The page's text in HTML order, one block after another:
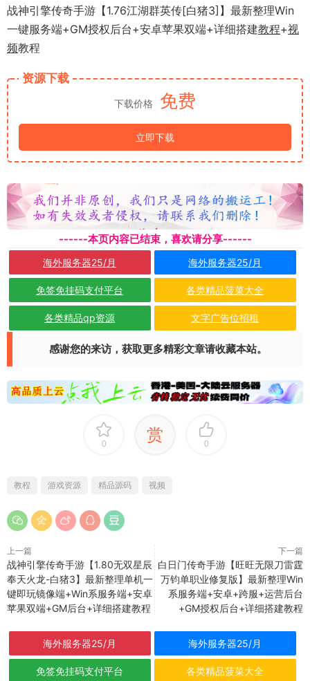
战神引擎传奇手游【1.76江湖群英传[白猪3]】最新整理Win
一键服务端+GM授权后台+安卓苹果双端+详细搭建教程+视
频教程
资源下载
下载价格 免费
立即下载
------本页内容已结束，喜欢请分享------
海外服务器25/月 海外服务器25/月
免签免挂码支付平台 各类精品菠菜大全
各类精品qp资源 文字广告位招租
感谢您的来访，获取更多精彩文章请收藏本站。
0 赏 0
教程 游戏资源 精品源码 视频
上一篇
战神引擎传奇手游【1.80无双星辰
奉天火龙-白猪3】最新整理单机一
键即玩镜像端+Win系服务端+安卓
苹果双端+GM后台+详细搭建教程
下一篇
白日门传奇手游【旺旺无限刀雷霆
万钧单职业修复版】最新整理Win
系服务端+安卓+跨服+运营后台
+GM授权后台+详细搭建教程
海外服务器25/月 海外服务器25/月
免签免挂码支付平台 各类精品菠菜大全